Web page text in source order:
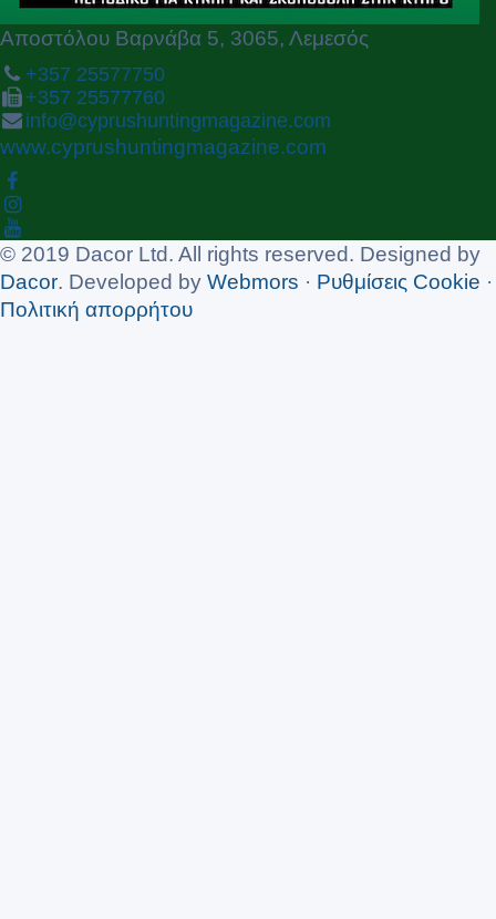
Αποστόλου Βαρνάβα 5, 3065, Λεμεσός
+357 25577750
+357 25577760
info@cyprushuntingmagazine.com
www.cyprushuntingmagazine.com
© 2019 Dacor Ltd. All rights reserved. Designed by
Dacor. Developed by Webmors · Ρυθμίσεις Cookie ·
Πολιτική απορρήτου